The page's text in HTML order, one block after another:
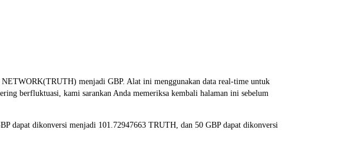
menjadi GBP. Alat ini menggunakan data real-time untuk
berfluktuasi, kami sarankan Anda memeriksa kembali halaman ini sebelum
dapat dikonversi menjadi 101.72947663 TRUTH, dan 50 GBP dapat dikonversi